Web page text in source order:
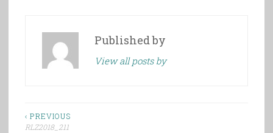
Published by
View all posts by
Nawigacja
‹ PREVIOUS
RLZ2018_211